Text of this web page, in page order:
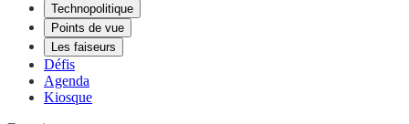
Technopolitique
Points de vue
Les faiseurs
Défis
Agenda
Kiosque